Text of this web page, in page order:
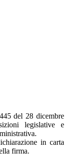
del 28 dicembre
legislative e
in carta
firma.